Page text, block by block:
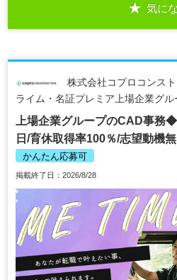
気に
株式会社コプロコンス
ライム・名証プレミア上場企業グル
上場企業グループのCAD事務
日/育休取得率100％/志望動機
かんたん応募可
掲載終了日：2026/8/28